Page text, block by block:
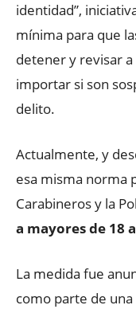
identidad”,
mínima para que
detener y revisar
importar si son
delito.
Actualmente, y
esa misma norma
Carabineros y la
a mayores de 18
La medida fue
como parte de